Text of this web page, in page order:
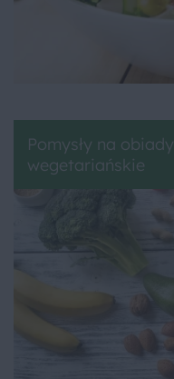
Pomysły na obiady
wegetariańskie